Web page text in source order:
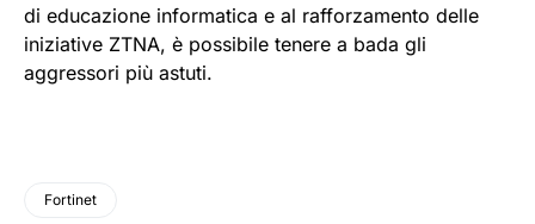
di educazione informatica e al rafforzamento delle
iniziative ZTNA, è possibile tenere a bada gli
aggressori più astuti.
Fortinet